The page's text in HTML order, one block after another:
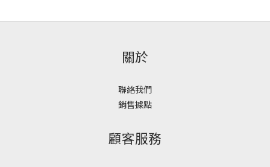
關於
聯絡我們
銷售據點
顧客服務